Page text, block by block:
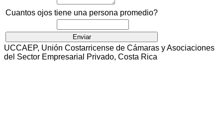
Cuantos ojos tiene una persona promedio?
UCCAEP, Unión Costarricense de Cámaras y Asociaciones
del Sector Empresarial Privado, Costa Rica